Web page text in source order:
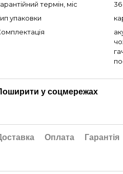
термін, міс
36
упаковки
у соцмережах
Оплата Гарантія